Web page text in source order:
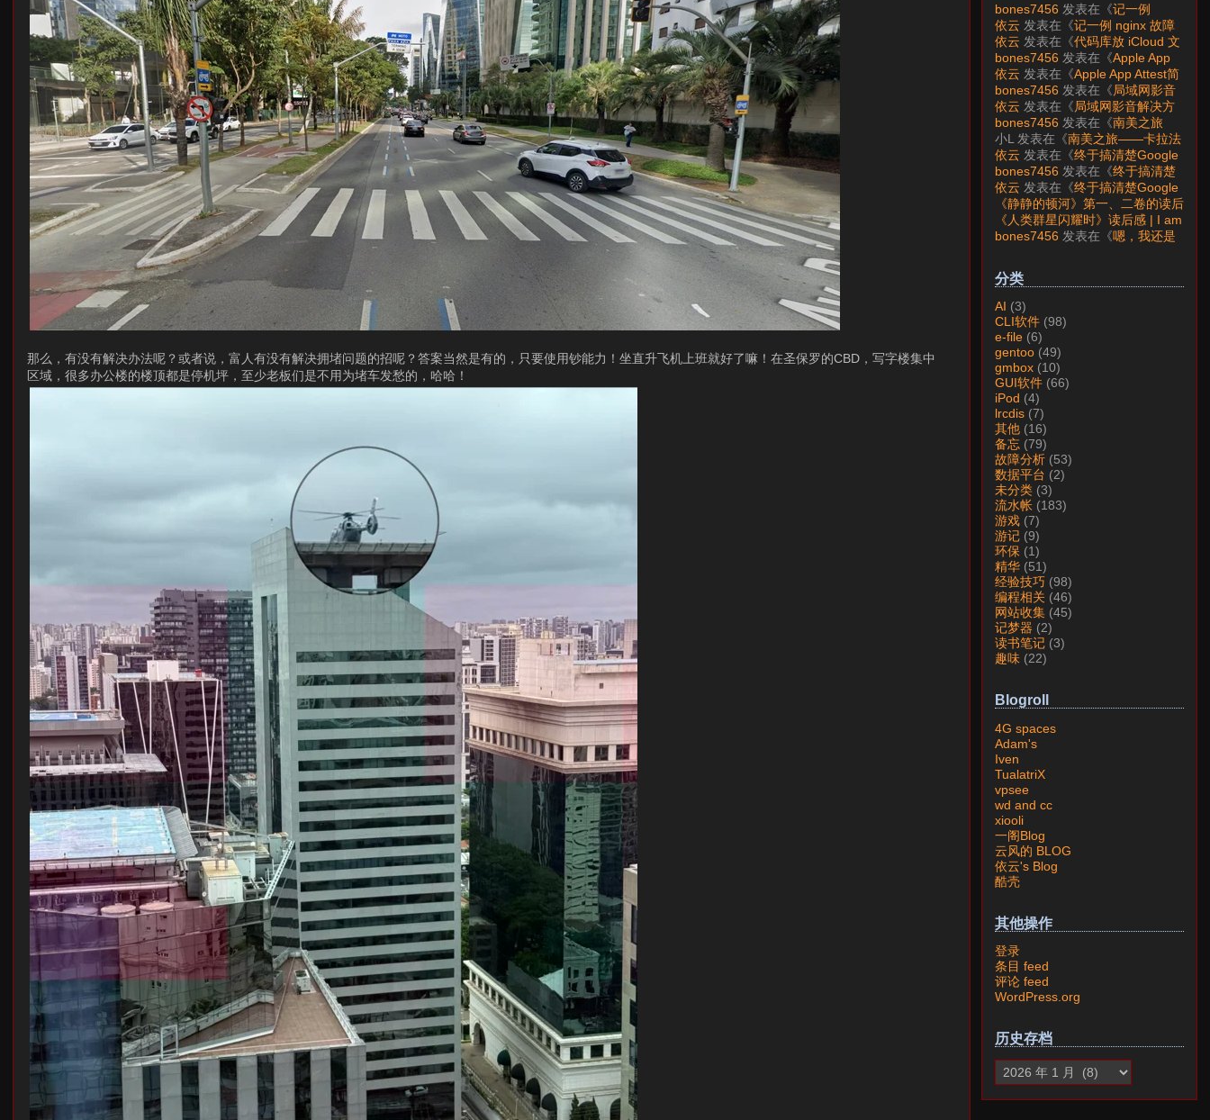
那么，有没有解决办法呢？或者说，富人有没有解决拥堵问题的招呢？答案当然是有的，只要使用钞能力！坐直升飞机上班就好了嘛！在圣保罗的CBD，写字楼集中
区域，很多办公楼的楼顶都是停机坪，至少老板们是不用为堵车发愁的，哈哈！
bones7456 发表在《记一例
nginx 故障分析》
依云 发表在《记一例 nginx 故障
分析 》
依云 发表在《代码库放 iCloud 文
件夹会怎样？》
bones7456 发表在《Apple App
Attest简介》
依云 发表在《Apple App Attest简
介》
bones7456 发表在《局域网影音
解决方案——Jellyfin》
依云 发表在《局域网影音解决方
案——Jellyfin》
bones7456 发表在《南美之旅
——卡拉法特看莫雷诺大冰川》
小L 发表在《南美之旅——卡拉法
特看莫雷诺大冰川》
依云 发表在《终于搞清楚Google
账号的所属国家的逻辑了》
bones7456 发表在《终于搞清楚
Google账号的所属国家的逻辑
了》
依云 发表在《终于搞清楚Google
账号的所属国家的逻辑了》
《静静的顿河》第一、二卷的读后
感 | I am LAZY bones?发表在
《《人类群星闪耀时》读后感》
《人类群星闪耀时》读后感 | I am
LAZY bones?发表在《
《显微镜
bones7456 发表在《嗯，我还是
分类
AI (3)
CLI软件 (98)
e-file (6)
gentoo (49)
gmbox (10)
GUI软件 (66)
iPod (4)
lrcdis (7)
其他 (16)
备忘 (79)
故障分析 (53)
数据平台 (2)
未分类 (3)
流水帐 (183)
游戏 (7)
游记 (9)
环保 (1)
精华 (51)
经验技巧 (98)
编程相关 (46)
网站收集 (45)
记梦器 (2)
读书笔记 (3)
趣味 (22)
Blogroll
4G spaces
Adam's
Iven
TualatriX
vpsee
wd and cc
xiooli
一阁Blog
云风的 BLOG
依云's Blog
酷壳
其他操作
登录
条目 feed
评论 feed
WordPress.org
历史存档